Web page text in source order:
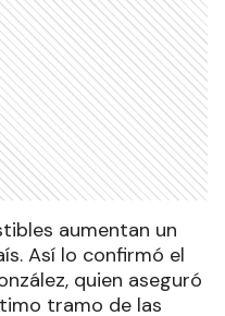
aumentan un
Así lo confirmó el
quien aseguró
tramo de las